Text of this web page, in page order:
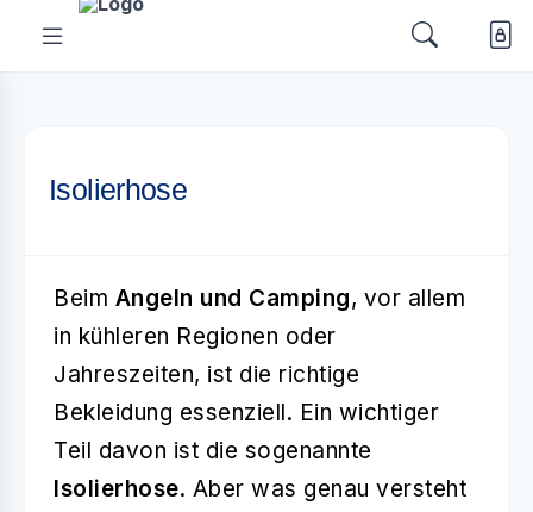
Isolierhose
Beim Angeln und Camping, vor allem
in kühleren Regionen oder
Jahreszeiten, ist die richtige
Bekleidung essenziell. Ein wichtiger
Teil davon ist die sogenannte
Isolierhose. Aber was genau versteht